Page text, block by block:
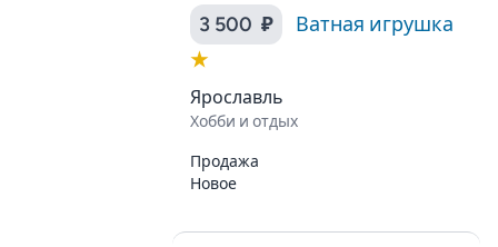
3 500 ₽
Ватная игрушка
★
Ярославль
Хобби и отдых
Продажа
Новое